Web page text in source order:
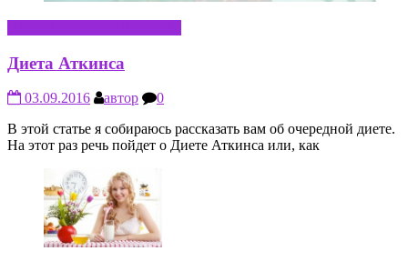
Диета Аткинса
03.09.2016 автор
0
В этой статье я собираюсь рассказать вам об очередной диете.
На этот раз речь пойдет о Диете Аткинса или, как